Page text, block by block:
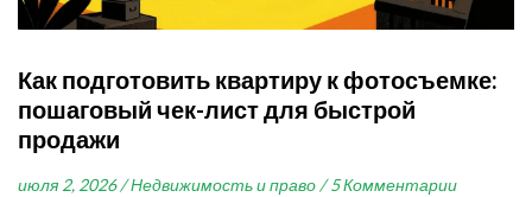
Как подготовить квартиру к фотосъемке:
пошаговый чек-лист для быстрой
продажи
июля 2, 2026 / Недвижимость и право / 5 Комментарии